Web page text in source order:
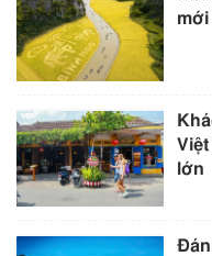
mới
lớn